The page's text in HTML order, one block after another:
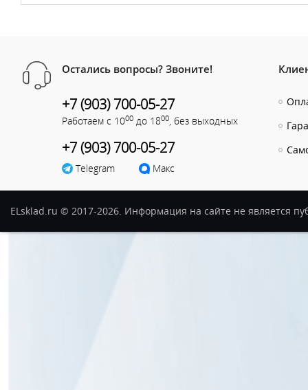
Остались вопросы? Звоните!
+7 (903) 700-05-27
Работаем с 1000 до 1800, без выходных
+7 (903) 700-05-27
Telegram Макс
ELsklad.ru © 2017-2026. Информация на сайте не является